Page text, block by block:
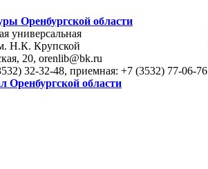
Оренбургской области
универсальная
Н.К. Крупской
20, orenlib@bk.ru
32-32-48, приемная: +7 (3532) 77-06-76
Оренбургской области